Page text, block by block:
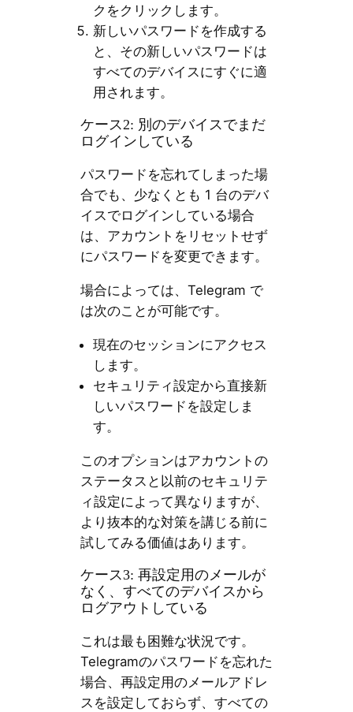
クをクリックします。
新しいパスワードを作成する
と、その新しいパスワードは
すべてのデバイスにすぐに適
用されます。
ケース2: 別のデバイスでまだ
ログインしている
パスワードを忘れてしまった場
合でも、少なくとも 1 台のデバ
イスでログインしている場合
は、アカウントをリセットせず
にパスワードを変更できます。
場合によっては、Telegram で
は次のことが可能です。
現在のセッションにアクセス
します。
セキュリティ設定から直接新
しいパスワードを設定しま
す。
このオプションはアカウントの
ステータスと以前のセキュリテ
ィ設定によって異なりますが、
より抜本的な対策を講じる前に
試してみる価値はあります。
ケース3: 再設定用のメールが
なく、すべてのデバイスから
ログアウトしている
これは最も困難な状況です。
Telegramのパスワードを忘れた
場合、再設定用のメールアドレ
スを設定しておらず、すべての